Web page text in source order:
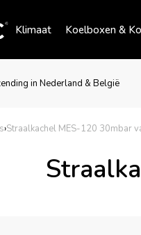
Klimaat Koelboxen &
in Nederland & België
›Straalkachel MES-120 30mbar